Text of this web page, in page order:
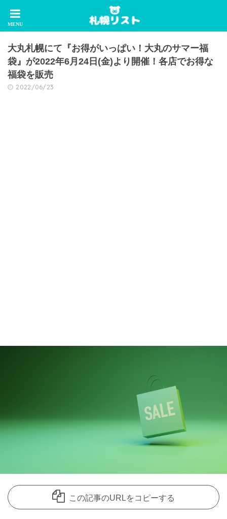
大丸札幌にて『お得がいっぱい！大丸のサマー福
袋』が2022年6月24日(金)より開催！各店でお得な
福袋を販売
2022/06/23
この記事のURLをコピーする